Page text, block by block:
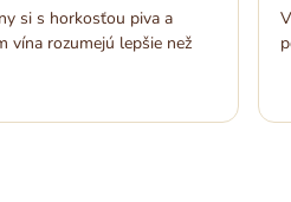
si s horkosťou piva a
vína rozumejú lepšie než